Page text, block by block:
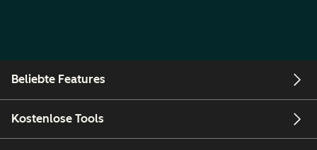
Beliebte Features
Kostenlose Tools